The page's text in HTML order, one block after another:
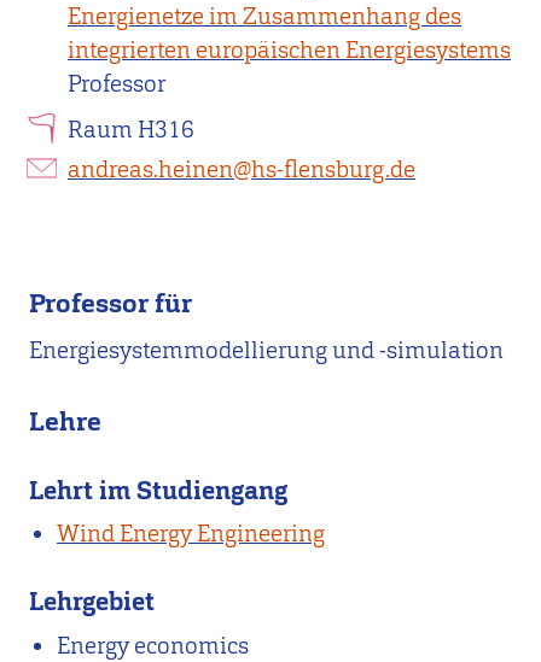
Energienetze im Zusammenhang des
integrierten europäischen Energiesystems
Professor
Raum H316
andreas.heinen@hs-flensburg.de
Professor für
Energiesystemmodellierung und -simulation
Lehre
Lehrt im Studiengang
Wind Energy Engineering
Lehrgebiet
Energy economics